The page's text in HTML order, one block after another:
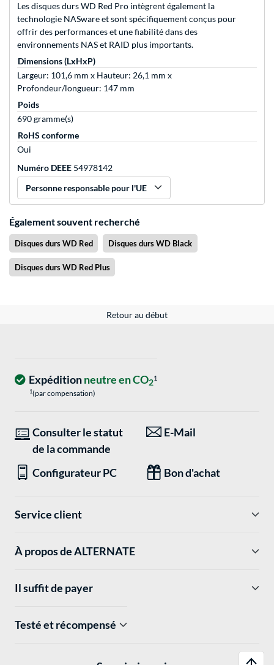
Les disques durs WD Red Pro intègrent également la
technologie NASware et sont spécifiquement conçus pour
offrir des performances et une fiabilité dans des
environnements NAS et RAID plus importants.
Dimensions (LxHxP)
Largeur: 101,6 mm x Hauteur: 26,1 mm x
Profondeur/longueur: 147 mm
Poids
690 gramme(s)
RoHS conforme
Oui
Numéro DEEE 54978142
Personne responsable pour l'UE
Également souvent recherché
Disques durs WD Red Disques durs WD Black
Disques durs WD Red Plus
Retour au début
Expéditionneutre en CO21
1(par compensation)
Consulter le statut
de la commande
E-Mail
Configurateur PC Bon d'achat
Service client
À propos de ALTERNATE
Il suffit de payer
Testé et récompensé